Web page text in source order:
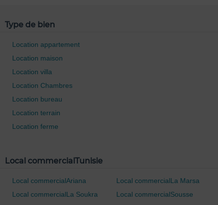
Type de bien
Location appartement
Location maison
Location villa
Location Chambres
Location bureau
Location terrain
Location ferme
Local commercialTunisie
Local commercialAriana
Local commercialLa Marsa
Local commercialLa Soukra
Local commercialSousse